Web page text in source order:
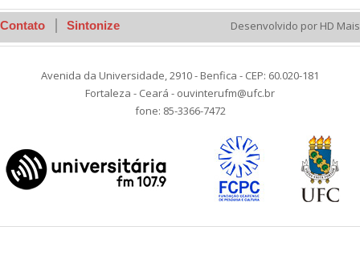
Contato Sintonize Desenvolvido por HD Mais
Avenida da Universidade, 2910 - Benfica - CEP: 60.020-181
Fortaleza - Ceará - ouvinterufm@ufc.br
fone: 85-3366-7472